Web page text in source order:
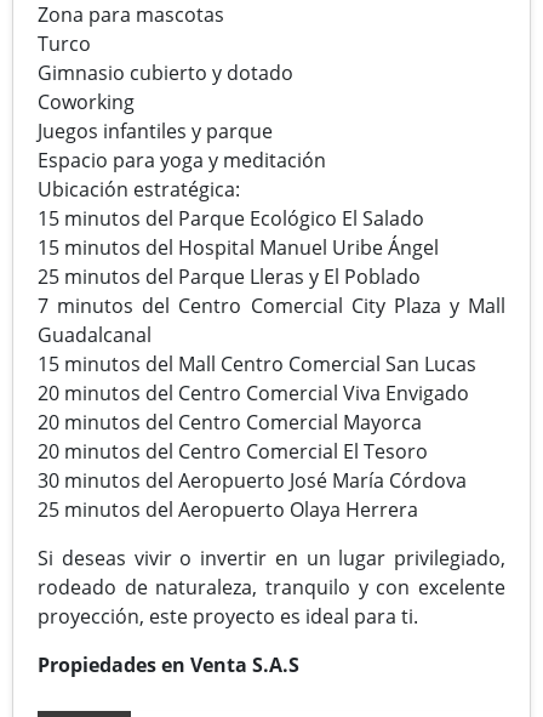
Zona para mascotas
Turco
Gimnasio cubierto y dotado
Coworking
Juegos infantiles y parque
Espacio para yoga y meditación
Ubicación estratégica:
15 minutos del Parque Ecológico El Salado
15 minutos del Hospital Manuel Uribe Ángel
25 minutos del Parque Lleras y El Poblado
7 minutos del Centro Comercial City Plaza y Mall
Guadalcanal
15 minutos del Mall Centro Comercial San Lucas
20 minutos del Centro Comercial Viva Envigado
20 minutos del Centro Comercial Mayorca
20 minutos del Centro Comercial El Tesoro
30 minutos del Aeropuerto José María Córdova
25 minutos del Aeropuerto Olaya Herrera
Si deseas vivir o invertir en un lugar privilegiado,
rodeado de naturaleza, tranquilo y con excelente
proyección, este proyecto es ideal para ti.
Propiedades en Venta S.A.S